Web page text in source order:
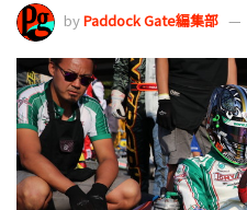
byPaddock Gate編集部